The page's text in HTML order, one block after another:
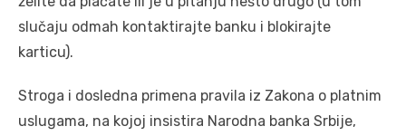
slučaju odmah kontaktirajte banku i blokirajte
karticu).
Stroga i dosledna primena pravila iz Zakona o platnim
uslugama, na kojoj insistira Narodna banka Srbije,